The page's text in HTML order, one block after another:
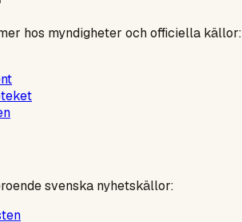
hos myndigheter och officiella källor:
svenska nyhetskällor: